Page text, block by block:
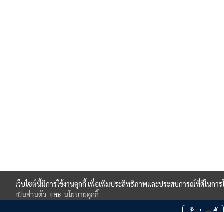
เว็บไซต์นี้มีการใช้งานคุกกี้ เพื่อเพิ่มประสิทธิภาพและประสบการณ์ที่ดีในกา
เป็นส่วนตัว และ นโยบายคุกกี้